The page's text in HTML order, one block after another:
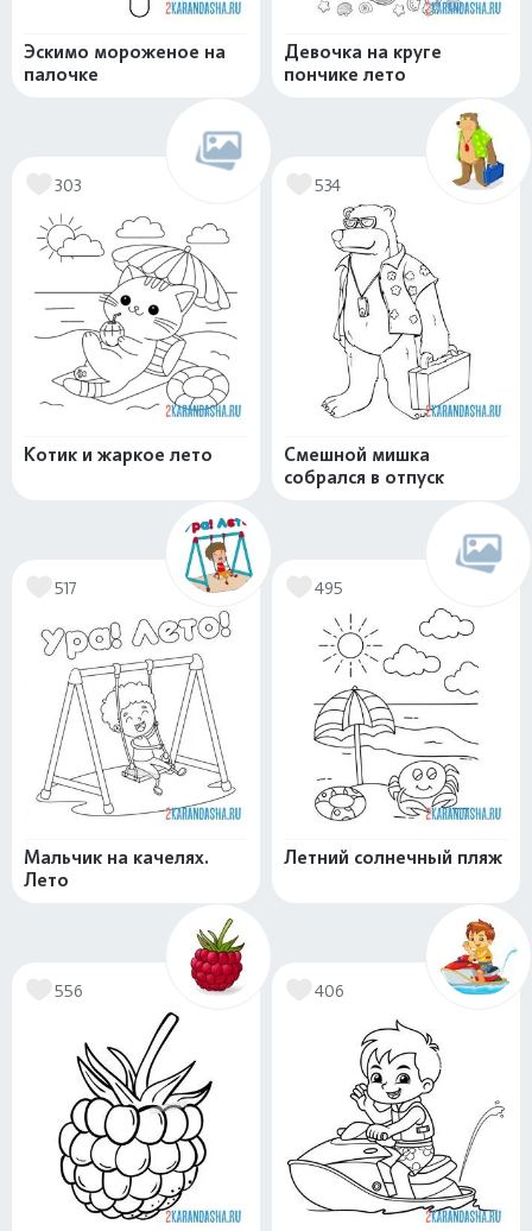
Эскимо мороженое на
палочке
Девочка на круге
пончике лето
303
Котик и жаркое лето
534
Смешной мишка
собрался в отпуск
517
Мальчик на качелях.
Лето
495
Летний солнечный пляж
556 406